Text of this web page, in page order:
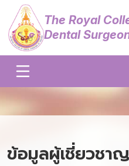
The Royal
Dental
ข้อมูลผู้เชี่ยวชาญ